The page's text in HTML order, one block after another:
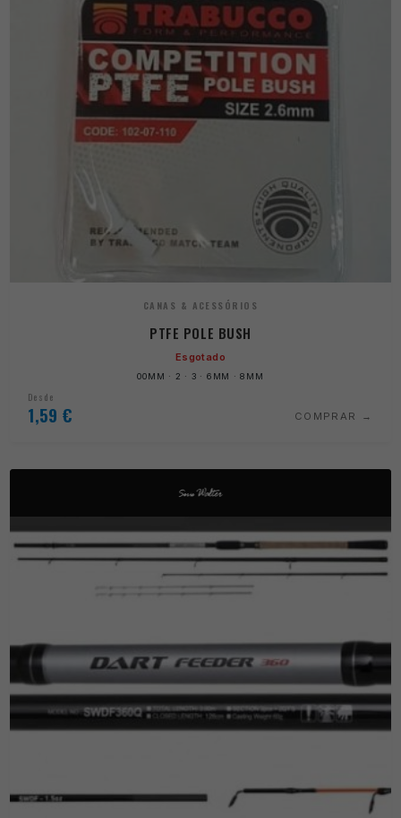
CANAS & ACESSÓRIOS
PTFE POLE BUSH
Esgotado
00MM · 2 · 3 · 6MM · 8MM
Desde
1,59 € COMPRAR